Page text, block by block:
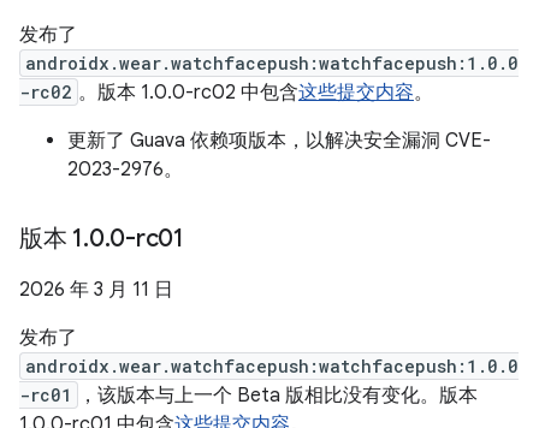
发布了
androidx.wear.watchfacepush:watchfacepush:1.0.0
-rc02 。版本 1.0.0-rc02 中包含这些提交内容。
更新了 Guava 依赖项版本，以解决安全漏洞 CVE-
2023-2976。
版本 1.0.0-rc01
2026 年 3 月 11 日
发布了
androidx.wear.watchfacepush:watchfacepush:1.0.0
-rc01
，该版本与上一个 Beta 版相比没有变化。版本